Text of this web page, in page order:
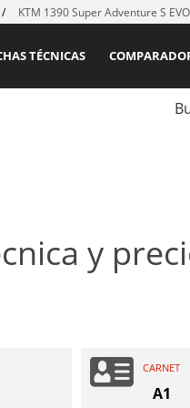
KTM 1390 Super Adventure S EVO
TÉCNICAS
y
CARNET
A1